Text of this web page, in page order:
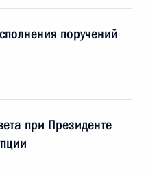
поручений
при Президенте